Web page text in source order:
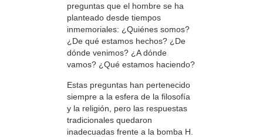
preguntas que el hombre se ha
planteado desde tiempos
inmemoriales: ¿Quiénes somos?
¿De qué estamos hechos? ¿De
dónde venimos? ¿A dónde
vamos? ¿Qué estamos haciendo?
Estas preguntas han pertenecido
siempre a la esfera de la filosofía
y la religión, pero las respuestas
tradicionales quedaron
inadecuadas frente a la bomba H.